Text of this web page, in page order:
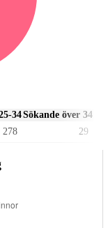
34Sökande över 34
278 29